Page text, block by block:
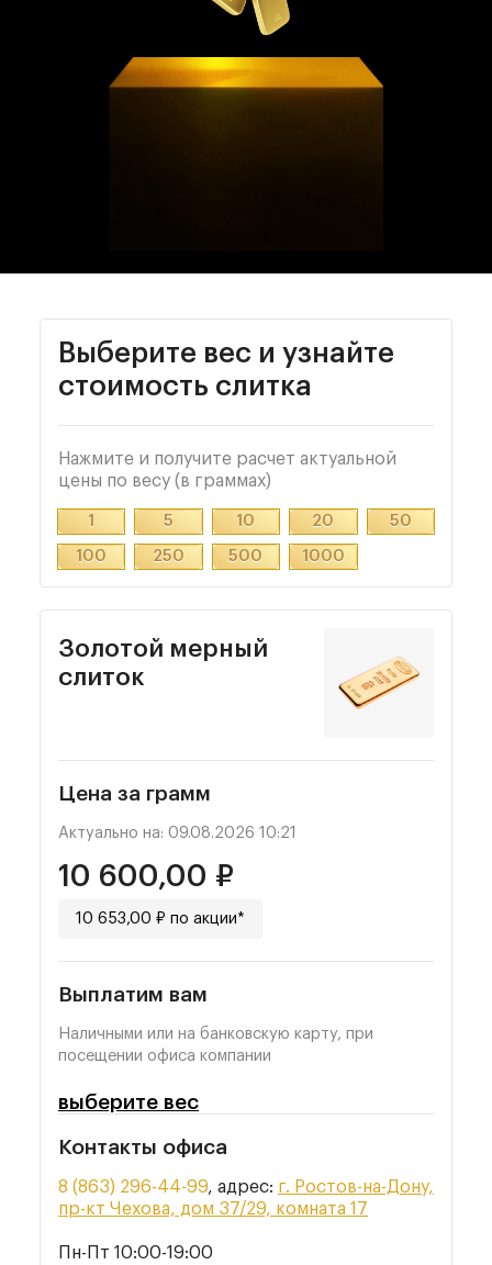
Выберите вес и узнайте
стоимость слитка
Нажмите и получите расчет актуальной
цены по весу (в граммах)
1 5 10 20 50
100 250 500 1000
Золотой мерный
слиток
Цена за грамм
Актуально на: 09.08.2026 10:21
10 600,00 ₽
10 653,00 ₽ по акции*
Выплатим вам
Наличными или на банковскую карту, при
посещении офиса компании
выберите вес
Контакты офиса
8 (863) 296-44-99, адрес: г. Ростов-на-Дону,
пр-кт Чехова, дом 37/29, комната 17
Пн-Пт 10:00-19:00